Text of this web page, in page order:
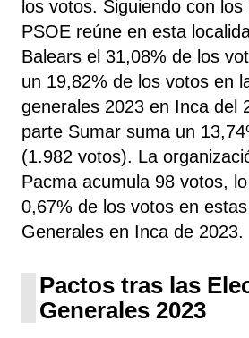
los votos. Siguiendo con los
PSOE reúne en esta
Balears el 31,08% de los
un 19,82% de los votos en
generales 2023 en Inca del
parte Sumar suma un
(1.982 votos). La
Pacma acumula 98 votos,
0,67% de los votos en
Generales en Inca de 2023.
Pactos tras las
Generales 2023